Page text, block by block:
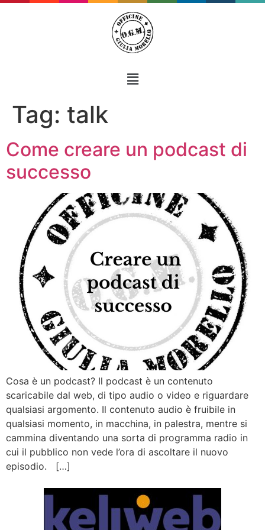
Tag: talk
Come creare un podcast di
successo
Cosa è un podcast? Il podcast è un contenuto
scaricabile dal web, di tipo audio o video e riguardare
qualsiasi argomento. Il contenuto audio è fruibile in
qualsiasi momento, in macchina, in palestra, mentre si
cammina diventando una sorta di programma radio in
cui il pubblico non vede l’ora di ascoltare il nuovo
episodio. […]